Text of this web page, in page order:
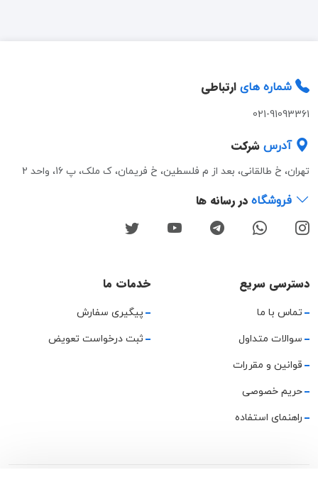
شماره های ارتباطی
021-91093361
آدرس شرکت
تهران، خ طالقانی، بعد از م فلسطین، خ فریمان، ک ملک، پ 16، واحد 2
فروشگاه در رسانه ها
دسترسی سریع
تماس با ما
سوالات متداول
قوانین و مقررات
حریم خصوصی
راهنمای استفاده
خدمات ما
پیگیری سفارش
ثبت درخواست تعویض